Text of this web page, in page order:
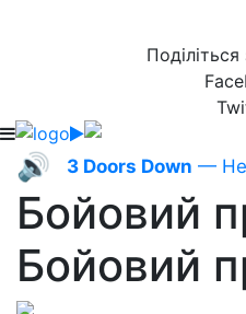
🔊 3 Doors Down —
Бойовий
Бойовий